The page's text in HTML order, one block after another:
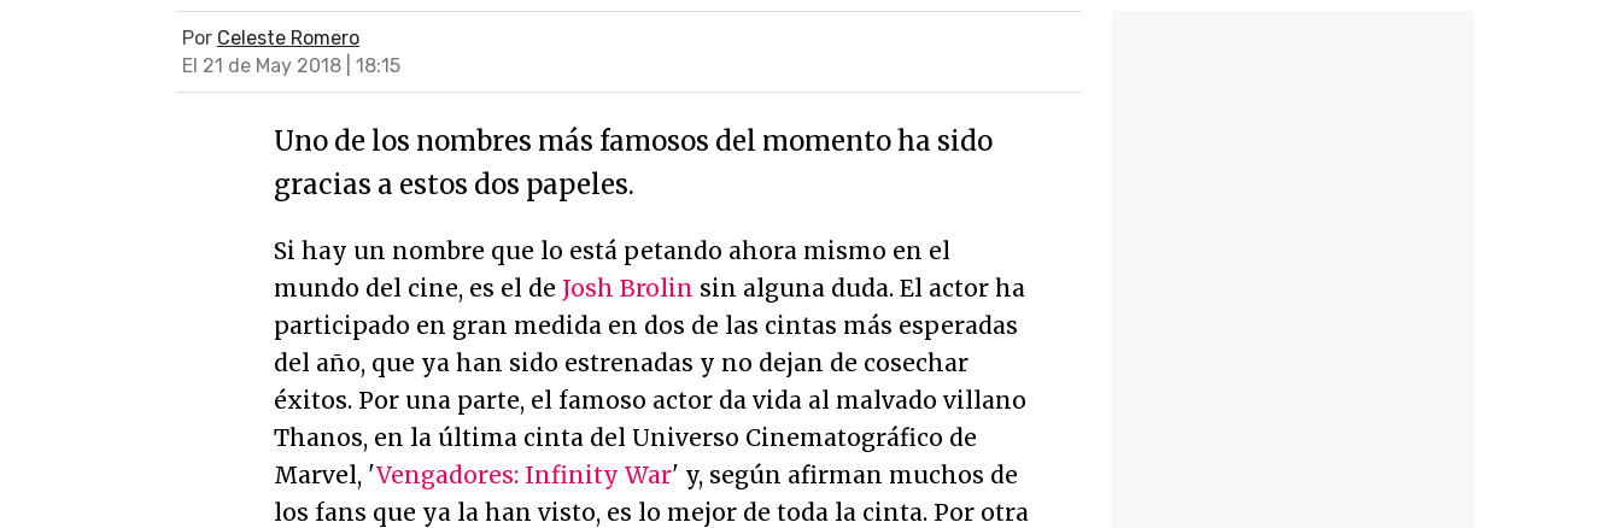
Por Celeste Romero
El 21 de May 2018 | 18:15
Uno de los nombres más famosos del momento ha sido
gracias a estos dos papeles.
Si hay un nombre que lo está petando ahora mismo en el
mundo del cine, es el de Josh Brolin sin alguna duda. El actor ha
participado en gran medida en dos de las cintas más esperadas
del año, que ya han sido estrenadas y no dejan de cosechar
éxitos. Por una parte, el famoso actor da vida al malvado villano
Thanos, en la última cinta del Universo Cinematográfico de
Marvel, 'Vengadores: Infinity War' y, según afirman muchos de
los fans que ya la han visto, es lo mejor de toda la cinta. Por otra